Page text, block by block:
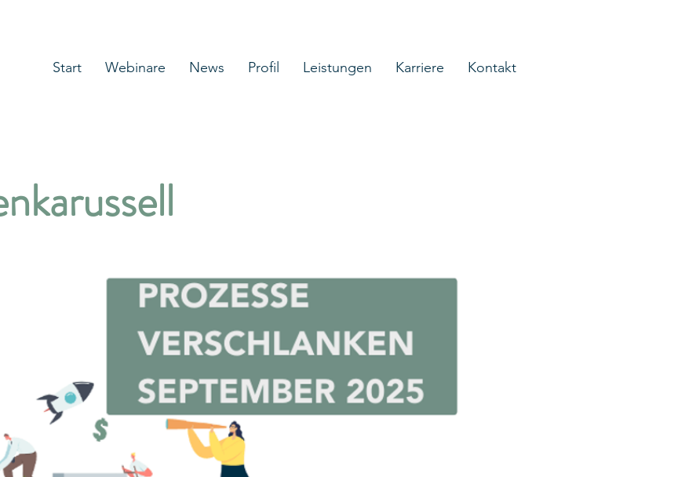
Start Webinare News Profil Leistungen Karriere Kontakt